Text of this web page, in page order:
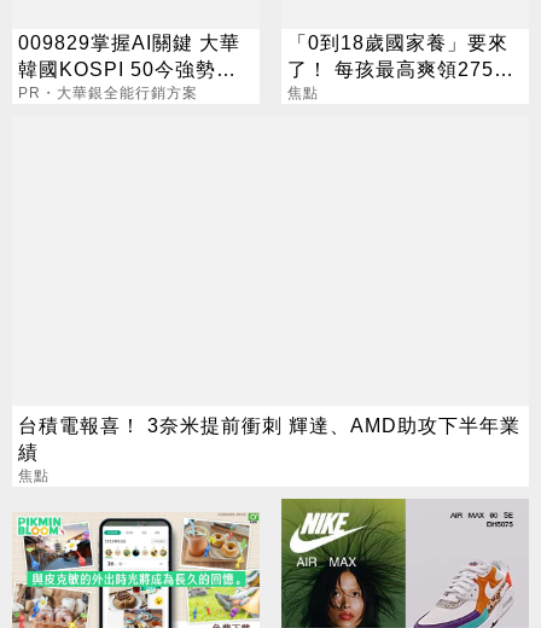
009829掌握AI關鍵 大華
韓國KOSPI 50今強勢開
募
PR・大華銀全能行銷方案
「0到18歲國家養」要來
了！ 每孩最高爽領275萬
0至6歲月領1萬元
焦點
台積電報喜！ 3奈米提前衝刺 輝達、AMD助攻下半年業
績
焦點